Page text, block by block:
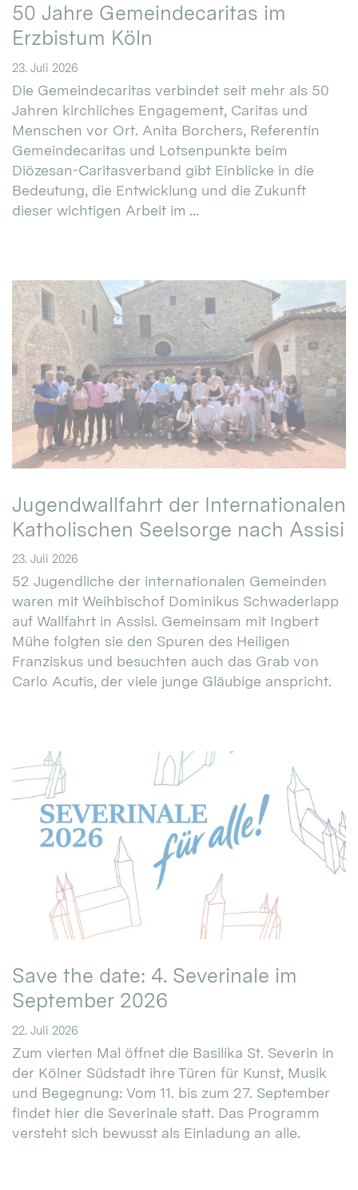
50 Jahre Gemeindecaritas im
Erzbistum Köln
23. Juli 2026
Die Gemeindecaritas verbindet seit mehr als 50
Jahren kirchliches Engagement, Caritas und
Menschen vor Ort. Anita Borchers, Referentin
Gemeindecaritas und Lotsenpunkte beim
Diözesan-Caritasverband gibt Einblicke in die
Bedeutung, die Entwicklung und die Zukunft
dieser wichtigen Arbeit im ...
Jugendwallfahrt der Internationalen
Katholischen Seelsorge nach Assisi
23. Juli 2026
52 Jugendliche der internationalen Gemeinden
waren mit Weihbischof Dominikus Schwaderlapp
auf Wallfahrt in Assisi. Gemeinsam mit Ingbert
Mühe folgten sie den Spuren des Heiligen
Franziskus und besuchten auch das Grab von
Carlo Acutis, der viele junge Gläubige anspricht.
Save the date: 4. Severinale im
September 2026
22. Juli 2026
Zum vierten Mal öffnet die Basilika St. Severin in
der Kölner Südstadt ihre Türen für Kunst, Musik
und Begegnung: Vom 11. bis zum 27. September
findet hier die Severinale statt. Das Programm
versteht sich bewusst als Einladung an alle.